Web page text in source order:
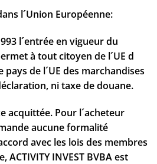
l´Union Européenne:
l´entrée en vigueur du
à tout citoyen de l´UE d
de l´UE des marchandises
ni taxe de douane.
acquittée. Pour l´acheteur
aucune formalité
avec les lois des membres
ACTIVITY INVEST BVBA est